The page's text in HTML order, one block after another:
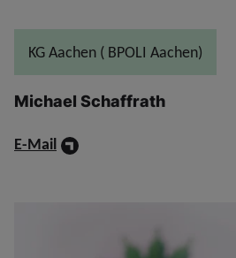
KG Aachen ( BPOLI Aachen)
Michael Schaffrath
E-Mail